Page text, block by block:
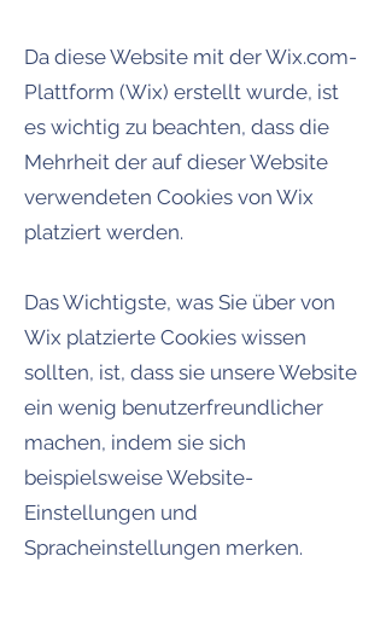
Da diese Website mit der Wix.com-
Plattform (Wix) erstellt wurde, ist
es wichtig zu beachten, dass die
Mehrheit der auf dieser Website
verwendeten Cookies von Wix
platziert werden.
Das Wichtigste, was Sie über von
Wix platzierte Cookies wissen
sollten, ist, dass sie unsere Website
ein wenig benutzerfreundlicher
machen, indem sie sich
beispielsweise Website-
Einstellungen und
Spracheinstellungen merken.